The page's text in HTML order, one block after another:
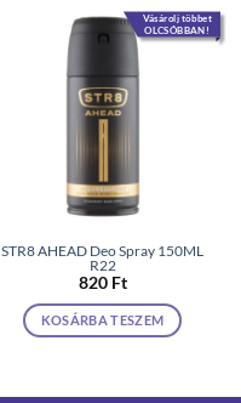
Vásárolj többet
OLCSÓBBAN!
STR8 AHEAD Deo Spray 150ML
R22
820 Ft
KOSÁRBA TESZEM